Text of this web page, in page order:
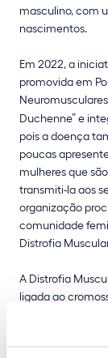
masculino, com
nascimentos.
Em 2022, a
promovida em
Duchenne” e
pois a doença
poucas
mulheres que
transmiti-la aos
organização
comunidade
Distrofia
A Distrofia
ligada ao
organismo
costumam surgir